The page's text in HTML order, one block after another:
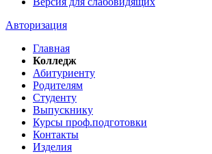
Авторизация
Главная
Колледж
Абитуриенту
Родителям
Студенту
Выпускнику
Курсы проф.подготовки
Контакты
Изделия